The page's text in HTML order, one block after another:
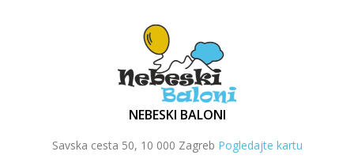
NEBESKI BALONI
Savska cesta 50, 10 000 Zagreb Pogledajte kartu